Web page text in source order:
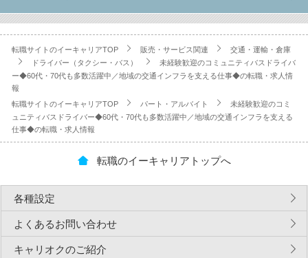
転職サイトのイーキャリアTOP 販売・サービス関連
交通・運輸・倉庫
ドライバー（タクシー・バス）
未経験歓迎のコミュニティバスドライバ
ー◆60代・70代も多数活躍中／地域の交通インフラを支える仕事◆の転職・求人情
報
転職サイトのイーキャリアTOP
パート・アルバイト
未経験歓迎のコミ
ュニティバスドライバー◆60代・70代も多数活躍中／地域の交通インフラを支える
仕事◆の転職・求人情報
転職のイーキャリアトップへ
各種設定
よくあるお問い合わせ
キャリオクのご紹介